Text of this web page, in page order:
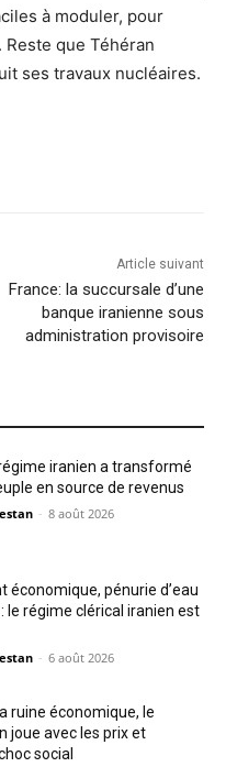
à moduler, pour
que Téhéran
ses travaux nucléaires.
Article suivant
France: la succursale d’une
banque iranienne sous
administration provisoire
iranien a transformé
en source de revenus
- 8 août 2026
économique, pénurie d’eau
le régime clérical iranien est
- 6 août 2026
ruine économique, le
joue avec les prix et
social